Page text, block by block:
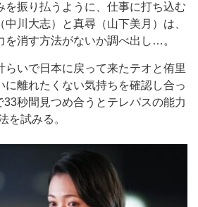
振り払うように、仕事に打ち込む
川大志）と真尋（山下美月）は、
を消す方法がないか調べ出し…。
いで日本に戻って来たテオと侑里
に離れたくない気持ちを確認し合っ
33秒間見つめ合うとテレパスの能力
を試みる。